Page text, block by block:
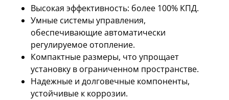
Высокая эффективность: более 100% КПД.
Умные системы управления,
обеспечивающие автоматически
регулируемое отопление.
Компактные размеры, что упрощает
установку в ограниченном пространстве.
Надежные и долговечные компоненты,
устойчивые к коррозии.